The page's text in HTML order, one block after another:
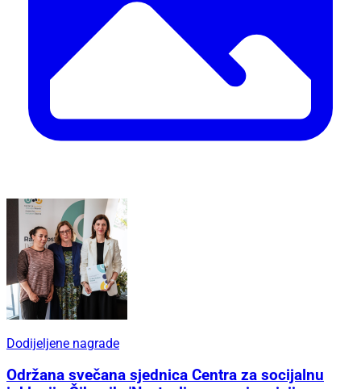
Dodijeljene nagrade
Održana svečana sjednica Centra za socijalnu